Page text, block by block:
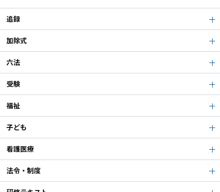
追録
加除式
六法
受験
福祉
子ども
看護医療
法令・制度